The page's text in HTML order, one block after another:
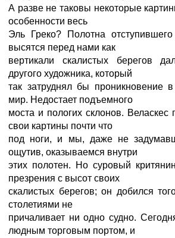
А разве не таковы некоторые
особенности весь
Эль Греко? Полотна
высятся перед нами как
вертикали скалистых берегов
другого художника, который
так затруднял бы проникновение
мир. Недостает подъемного
моста и пологих склонов. Веласкес
свои картины почти что
под ноги, и мы, даже не
ощутив, оказываемся внутри
этих полотен. Но суровый
презрения с высот своих
скалистых берегов; он добился
столетиями не
причаливает ни одно судно.
людным торговым портом, и